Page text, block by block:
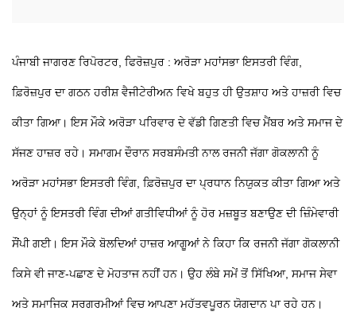
ਪੰਜਾਬੀ ਜਾਗਰਣ ਰਿਪੋਰਟਰ, ਫਿਰੋਜ਼ਪੁਰ : ਅਰੋੜਾ ਮਹਾਂਸਭਾ ਇਸਤਰੀ ਵਿੰਗ,
ਫ਼ਿਰੋਜ਼ਪੁਰ ਦਾ ਗਠਨ ਹਰੀਸ਼ ਵੈਜੀਟੇਰੀਅਨ ਵਿਖੇ ਬਹੁਤ ਹੀ ਉਤਸ਼ਾਹ ਅਤੇ ਹਾਜ਼ਰੀ ਵਿਚ
ਕੀਤਾ ਗਿਆ। ਇਸ ਮੌਕੇ ਅਰੋੜਾ ਪਰਿਵਾਰ ਦੇ ਵੱਡੀ ਗਿਣਤੀ ਵਿਚ ਮੈਂਬਰ ਅਤੇ ਸਮਾਜ ਦੇ
ਸੱਜਣ ਹਾਜ਼ਰ ਰਹੇ। ਸਮਾਗਮ ਦੌਰਾਨ ਸਰਬਸੰਮਤੀ ਨਾਲ ਰਜਨੀ ਜੱਗਾ ਗੋਕਲਾਨੀ ਨੂੰ
ਅਰੋੜਾ ਮਹਾਂਸਭਾ ਇਸਤਰੀ ਵਿੰਗ, ਫ਼ਿਰੋਜ਼ਪੁਰ ਦਾ ਪ੍ਰਧਾਨ ਨਿਯੁਕਤ ਕੀਤਾ ਗਿਆ ਅਤੇ
ਉਨ੍ਹਾਂ ਨੂੰ ਇਸਤਰੀ ਵਿੰਗ ਦੀਆਂ ਗਤੀਵਿਧੀਆਂ ਨੂੰ ਹੋਰ ਮਜ਼ਬੂਤ ਬਣਾਉਣ ਦੀ ਜ਼ਿੰਮੇਵਾਰੀ
ਸੌਂਪੀ ਗਈ। ਇਸ ਮੌਕੇ ਬੋਲਦਿਆਂ ਹਾਜ਼ਰ ਆਗੂਆਂ ਨੇ ਕਿਹਾ ਕਿ ਰਜਨੀ ਜੱਗਾ ਗੋਕਲਾਨੀ
ਕਿਸੇ ਵੀ ਜਾਣ-ਪਛਾਣ ਦੇ ਮੋਹਤਾਜ ਨਹੀਂ ਹਨ। ਉਹ ਲੰਬੇ ਸਮੇਂ ਤੋਂ ਸਿੱਖਿਆ, ਸਮਾਜ ਸੇਵਾ
ਅਤੇ ਸਮਾਜਿਕ ਸਰਗਰਮੀਆਂ ਵਿਚ ਆਪਣਾ ਮਹੱਤਵਪੂਰਨ ਯੋਗਦਾਨ ਪਾ ਰਹੇ ਹਨ।